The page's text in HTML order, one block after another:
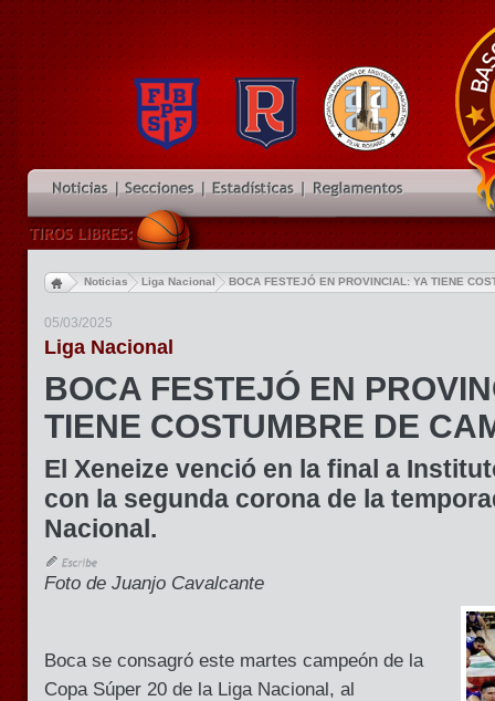
Noticias Liga Nacional BOCA FESTEJÓ EN PROVINCIAL: YA TIENE
05/03/2025
Liga Nacional
BOCA FESTEJÓ EN
TIENE COSTUMBRE DE
El Xeneize venció en la final a
con la segunda corona de la
Nacional.
Foto de Juanjo Cavalcante
Boca se consagró este martes campeón de la
Copa Súper 20 de la Liga Nacional, al